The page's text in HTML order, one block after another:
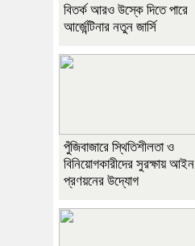
বিতর্ক আরও উস্কে দিতে পারে
আর্জেন্টিনার নতুন জার্সি
পুঁজিবাজারে স্থিতিশীলতা ও
বিনিয়োগকারীদের সুরক্ষায় আইন
প্রণয়নের উদ্যোগ